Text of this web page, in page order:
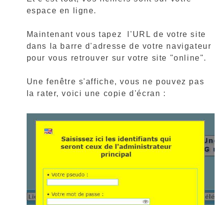
espace en ligne.
Maintenant vous tapez l'URL de votre site
dans la barre d'adresse de votre navigateur
pour vous retrouver sur votre site "online".
Une fenêtre s'affiche, vous ne pouvez pas
la rater, voici une copie d'écran :